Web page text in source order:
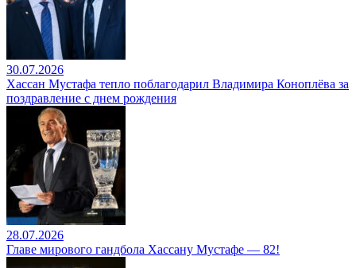
30.07.2026
Хассан Мустафа тепло поблагодарил Владимира Коноплёва за
поздравление с днем рождения
28.07.2026
Главе мирового гандбола Хассану Мустафе — 82!